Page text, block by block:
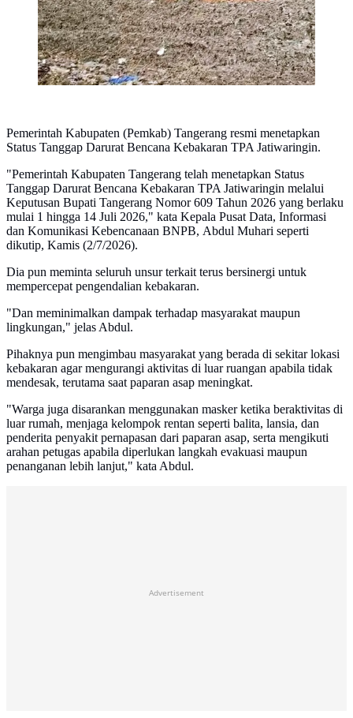
Pemerintah Kabupaten (Pemkab) Tangerang resmi menetapkan
Status Tanggap Darurat Bencana Kebakaran TPA Jatiwaringin.
"Pemerintah Kabupaten Tangerang telah menetapkan Status
Tanggap Darurat Bencana Kebakaran TPA Jatiwaringin melalui
Keputusan Bupati Tangerang Nomor 609 Tahun 2026 yang berlaku
mulai 1 hingga 14 Juli 2026," kata Kepala Pusat Data, Informasi
dan Komunikasi Kebencanaan BNPB, Abdul Muhari seperti
dikutip, Kamis (2/7/2026).
Dia pun meminta seluruh unsur terkait terus bersinergi untuk
mempercepat pengendalian kebakaran.
"Dan meminimalkan dampak terhadap masyarakat maupun
lingkungan," jelas Abdul.
Pihaknya pun mengimbau masyarakat yang berada di sekitar lokasi
kebakaran agar mengurangi aktivitas di luar ruangan apabila tidak
mendesak, terutama saat paparan asap meningkat.
"Warga juga disarankan menggunakan masker ketika beraktivitas di
luar rumah, menjaga kelompok rentan seperti balita, lansia, dan
penderita penyakit pernapasan dari paparan asap, serta mengikuti
arahan petugas apabila diperlukan langkah evakuasi maupun
penanganan lebih lanjut," kata Abdul.
Advertisement